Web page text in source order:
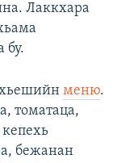
Лаккхара
бу.
меню.
томатаца,
бежанан